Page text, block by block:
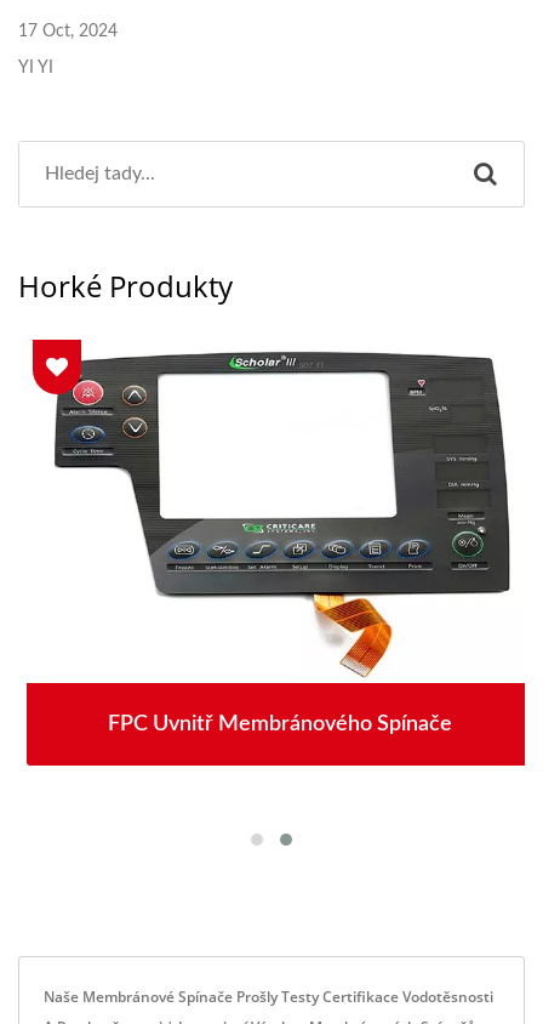
17 Oct, 2024
YI YI
Horké Produkty
FPC Uvnitř Membránového Spínače
Naše Membránové Spínače Prošly Testy Certifikace Vodotěsnosti